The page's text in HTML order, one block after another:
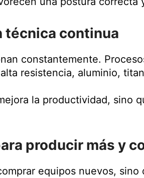
técnica continua
constantemente.
resistencia, aluminio,
la productividad, sino
producir más y
equipos nuevos, sino